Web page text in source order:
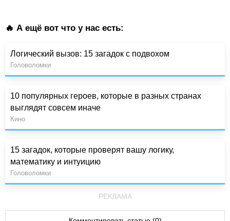
🔥 А ещё вот что у нас есть:
Логический вызов: 15 загадок с подвохом
Головоломки
10 популярных героев, которые в разных странах
выглядят совсем иначе
Кино
15 загадок, которые проверят вашу логику,
математику и интуицию
Головоломки
РЕКЛАМА